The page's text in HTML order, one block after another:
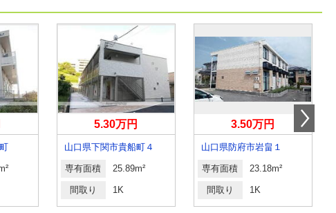
5.30万円
山口県下関市貴船町４
専有面積 25.89m²
間取り 1K
3.50万円
山口県防府市岩畠１
専有面積 23.18m²
間取り 1K